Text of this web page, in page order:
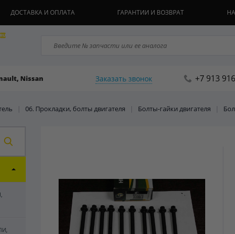
ДОСТАВКА И ОПЛАТА ГАРАНТИИ И ВОЗВРАТ
Nissan Заказать звонок +7 913
| 06. Прокладки, болты двигателя | Болты-гайки двигателя |